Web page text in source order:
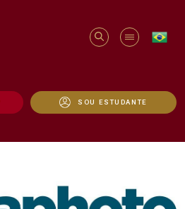
SOU ESTUDANTE